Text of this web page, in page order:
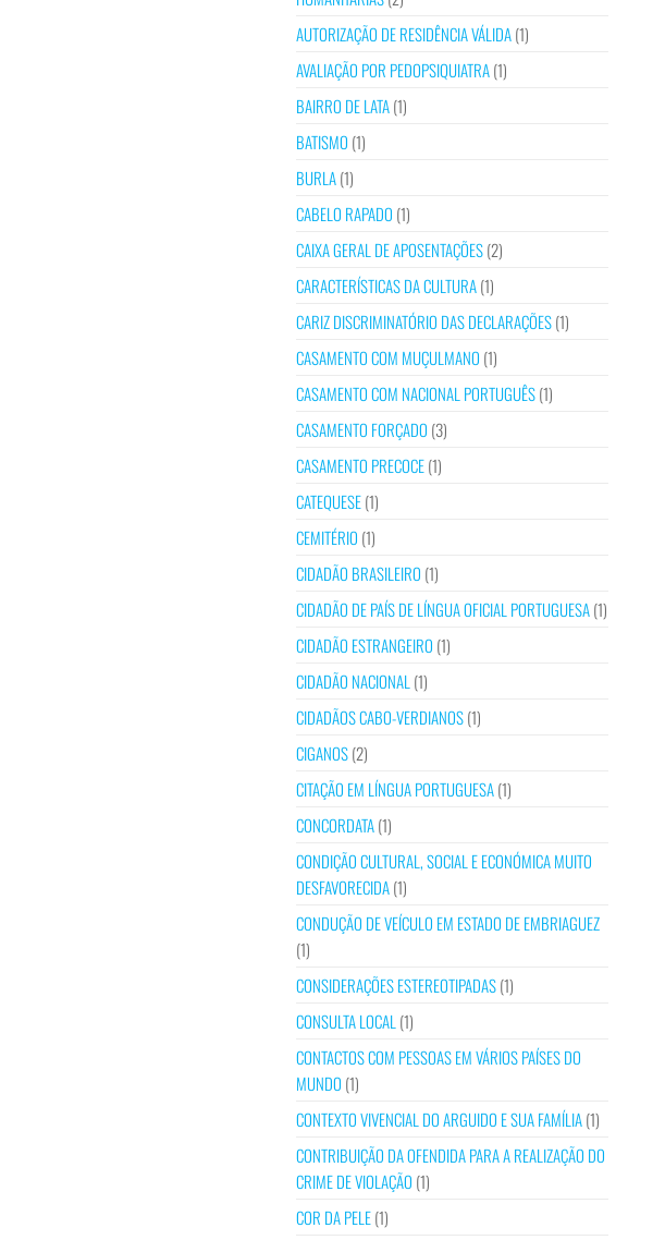
AUTORIZAÇÃO DE RESIDÊNCIA VÁLIDA(1)
AVALIAÇÃO POR PEDOPSIQUIATRA(1)
BAIRRO DE LATA(1)
BATISMO (1)
BURLA(1)
CABELO RAPADO (1)
CAIXA GERAL DE APOSENTAÇÕES(2)
CARACTERÍSTICAS DA CULTURA(1)
CARIZ DISCRIMINATÓRIO DAS DECLARAÇÕES(1)
CASAMENTO COM MUÇULMANO (1)
CASAMENTO COM NACIONAL PORTUGUÊS(1)
CASAMENTO FORÇADO (3)
CASAMENTO PRECOCE(1)
CATEQUESE(1)
CEMITÉRIO (1)
CIDADÃO BRASILEIRO (1)
CIDADÃO DE PAÍS DE LÍNGUA OFICIAL PORTUGUESA(1)
CIDADÃO ESTRANGEIRO (1)
CIDADÃO NACIONAL (1)
CIDADÃOS CABO-VERDIANOS(1)
CIGANOS(2)
CITAÇÃO EM LÍNGUA PORTUGUESA(1)
CONCORDATA(1)
CONDIÇÃO CULTURAL, SOCIAL E ECONÓMICA MUITO
DESFAVORECIDA(1)
CONDUÇÃO DE VEÍCULO EM ESTADO DE EMBRIAGUEZ
(1)
CONSIDERAÇÕES ESTEREOTIPADAS(1)
CONSULTA LOCAL (1)
CONTACTOS COM PESSOAS EM VÁRIOS PAÍSES DO
MUNDO (1)
CONTEXTO VIVENCIAL DO ARGUIDO E SUA FAMÍLIA(1)
CONTRIBUIÇÃO DA OFENDIDA PARA A REALIZAÇÃO DO
CRIME DE VIOLAÇÃO (1)
COR DA PELE(1)